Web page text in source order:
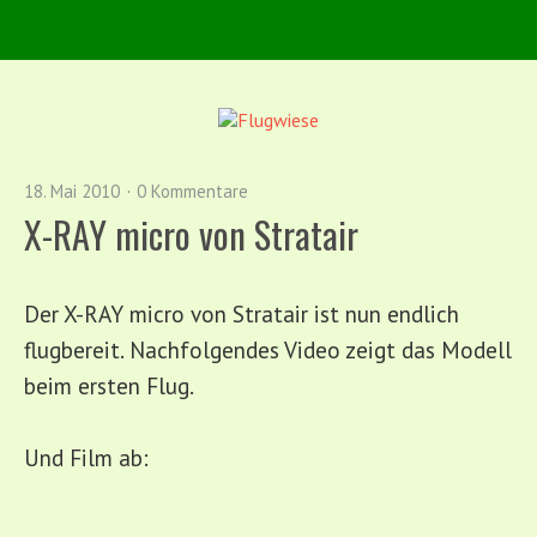
18. Mai 2010 0 Kommentare
X-RAY micro von Stratair
Der X-RAY micro von Stratair ist nun endlich
flugbereit. Nachfolgendes Video zeigt das Modell
beim ersten Flug.
Und Film ab: